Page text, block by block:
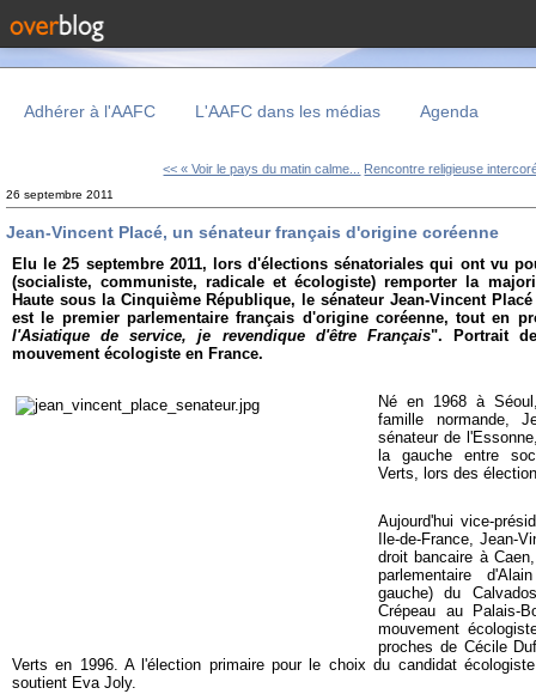
Adhérer à l'AAFC L'AAFC dans les médias Agenda
<< « Voir le pays du matin calme... Rencontre religieuse
26 septembre 2011
Jean-Vincent Placé, un sénateur français d'origine coréenne
Elu le 25 septembre 2011, lors d'élections sénatoriales qui ont vu
(socialiste, communiste, radicale et écologiste) remporter la
Haute sous la Cinquième République, le sénateur Jean-Vincent
est le premier parlementaire français d'origine coréenne, tout en
l'Asiatique de service, je revendique d'être Français". Portrait
mouvement écologiste en France.
Né en 1968 à
famille normande,
sénateur de
la gauche entre
Verts, lors des
Aujourd'hui vice-
Ile-de-France, Jean-
droit bancaire à
parlementaire
gauche) du
Crépeau au Palais-
mouvement
proches de Cécile
Verts en 1996. A l'élection primaire pour le choix du candidat
soutient Eva Joly.